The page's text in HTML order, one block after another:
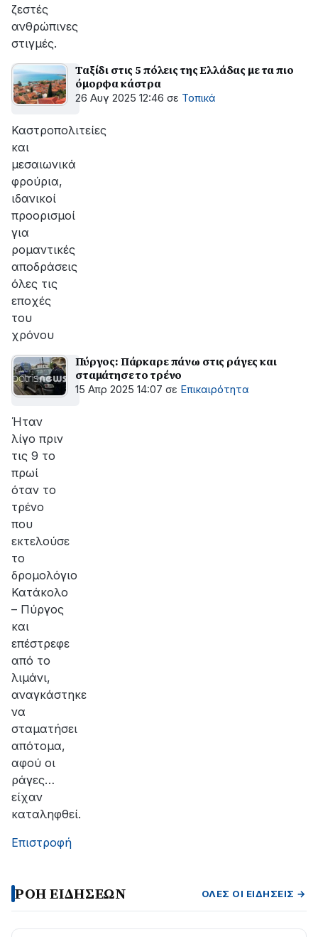
ζεστές
ανθρώπινες
στιγμές.
Ταξίδι στις 5 πόλεις της Ελλάδας με τα πιο
όμορφα κάστρα
26 Αυγ 2025 12:46 σε Τοπικά
Καστροπολιτείες
και
μεσαιωνικά
φρούρια,
ιδανικοί
προορισμοί
για
ρομαντικές
αποδράσεις
όλες τις
εποχές
του
χρόνου
Πύργος: Πάρκαρε πάνω στις ράγες και
σταμάτησε το τρένο
15 Απρ 2025 14:07 σε Επικαιρότητα
Ήταν
λίγο πριν
τις 9 το
πρωί
όταν το
τρένο
που
εκτελούσε
το
δρομολόγιο
Κατάκολο
– Πύργος
και
επέστρεφε
από το
λιμάνι,
αναγκάστηκε
να
σταματήσει
απότομα,
αφού οι
ράγες…
είχαν
καταληφθεί.
Επιστροφή
ΡΟΗ ΕΙΔΗΣΕΩΝ ΌΛΕΣ ΟΙ ΕΙΔΉΣΕΙΣ →